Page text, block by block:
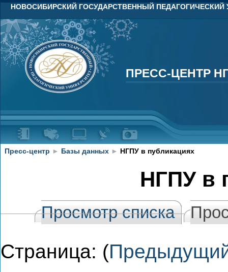
НОВОСИБИРСКИЙ ГОСУДАРСТВЕННЫЙ ПЕДАГОГИЧЕСКИЙ
ПРЕСС-ЦЕНТР
ПРЕСС-ЦЕНТР
Пресс-центр ► Базы данных ► НГПУ в публикациях
НГПУ в
Просмотр списка
Страница: (